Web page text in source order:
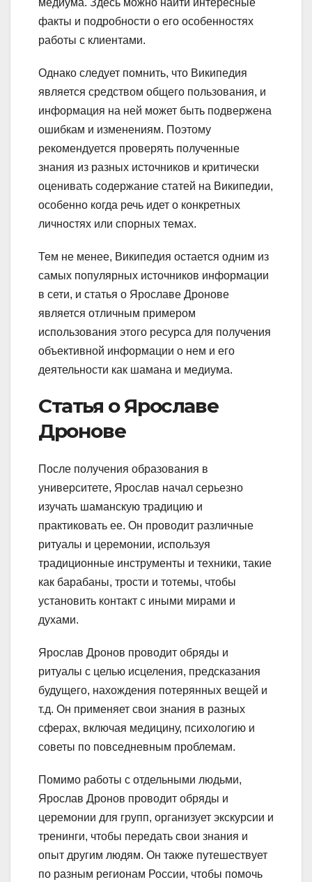
медиума. Здесь можно найти интересные
факты и подробности о его особенностях
работы с клиентами.
Однако следует помнить, что Википедия
является средством общего пользования, и
информация на ней может быть подвержена
ошибкам и изменениям. Поэтому
рекомендуется проверять полученные
знания из разных источников и критически
оценивать содержание статей на Википедии,
особенно когда речь идет о конкретных
личностях или спорных темах.
Тем не менее, Википедия остается одним из
самых популярных источников информации
в сети, и статья о Ярославе Дронове
является отличным примером
использования этого ресурса для получения
объективной информации о нем и его
деятельности как шамана и медиума.
Статья о Ярославе
Дронове
После получения образования в
университете, Ярослав начал серьезно
изучать шаманскую традицию и
практиковать ее. Он проводит различные
ритуалы и церемонии, используя
традиционные инструменты и техники, такие
как барабаны, трости и тотемы, чтобы
установить контакт с иными мирами и
духами.
Ярослав Дронов проводит обряды и
ритуалы с целью исцеления, предсказания
будущего, нахождения потерянных вещей и
т.д. Он применяет свои знания в разных
сферах, включая медицину, психологию и
советы по повседневным проблемам.
Помимо работы с отдельными людьми,
Ярослав Дронов проводит обряды и
церемонии для групп, организует экскурсии и
тренинги, чтобы передать свои знания и
опыт другим людям. Он также путешествует
по разным регионам России, чтобы помочь